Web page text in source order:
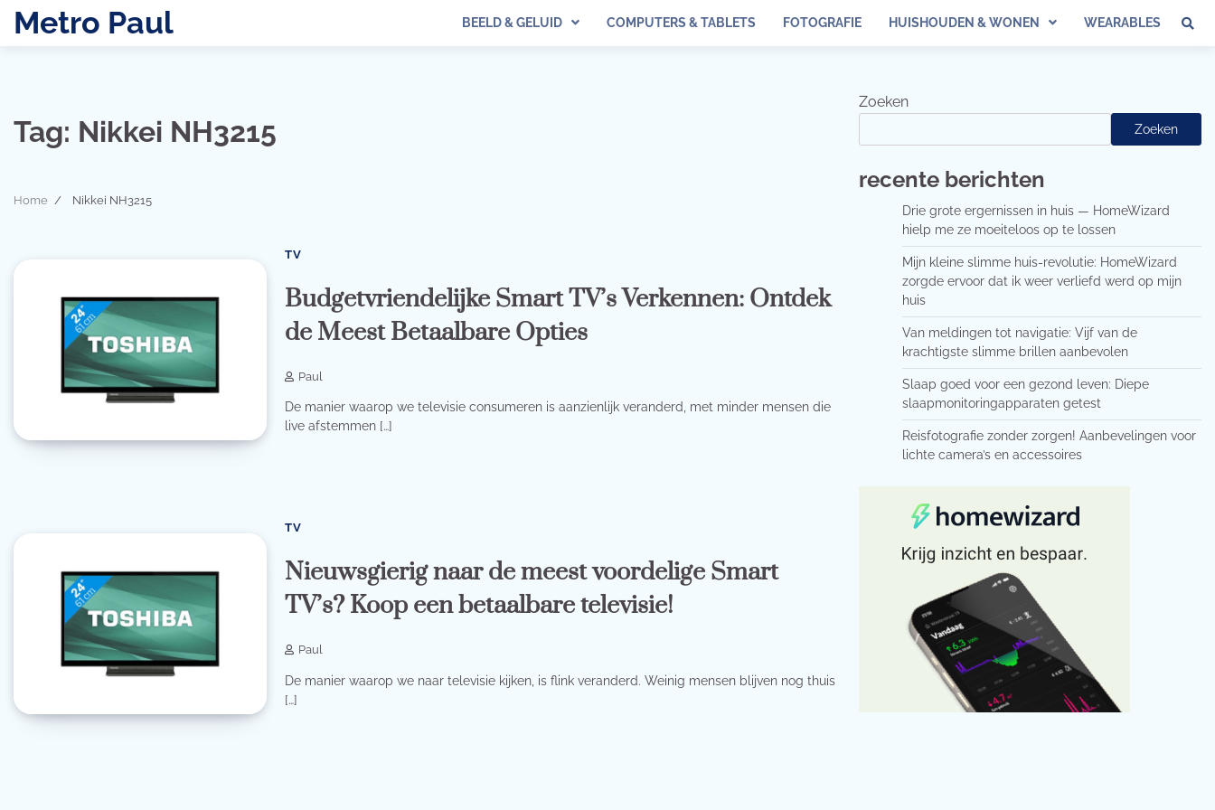
SkipMetro Paul BEELD & GELUID COMPUTERS & TABLETS FOTOGRAFIE HUISHOUDEN & WONEN WEARABLES
Tag: Nikkei NH3215
Home Nikkei NH3215
TV
Budgetvriendelijke Smart TV’s Verkennen: Ontdek
de Meest Betaalbare Opties
Paul
De manier waarop we televisie consumeren is aanzienlijk veranderd, met minder mensen die
live afstemmen […]
TV
Nieuwsgierig naar de meest voordelige Smart
TV’s? Koop een betaalbare televisie!
Paul
De manier waarop we naar televisie kijken, is flink veranderd. Weinig mensen blijven nog thuis
[…]
Zoeken
Zoeken
recente berichten
Drie grote ergernissen in huis — HomeWizard
hielp me ze moeiteloos op te lossen
Mijn kleine slimme huis-revolutie: HomeWizard
zorgde ervoor dat ik weer verliefd werd op mijn
huis
Van meldingen tot navigatie: Vijf van de
krachtigste slimme brillen aanbevolen
Slaap goed voor een gezond leven: Diepe
slaapmonitoringapparaten getest
Reisfotografie zonder zorgen! Aanbevelingen voor
lichte camera’s en accessoires